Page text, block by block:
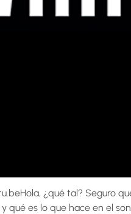
¿qué tal? Seguro
es lo que hace en el